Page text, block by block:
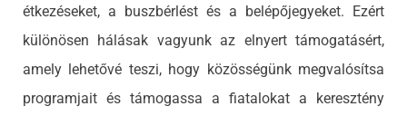
étkezéseket, a buszbérlést és a belépőjegyeket. Ezért
különösen hálásak vagyunk az elnyert támogatásért,
amely lehetővé teszi, hogy közösségünk megvalósítsa
programjait és támogassa a fiatalokat a keresztény